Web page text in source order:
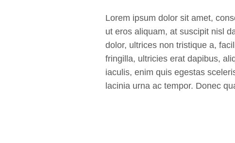
Lorem ipsum dolor sit amet,
ut eros aliquam, at suscipit nisl
dolor, ultrices non tristique a,
fringilla, ultricies erat dapibus,
iaculis, enim quis egestas
lacinia urna ac tempor. Donec